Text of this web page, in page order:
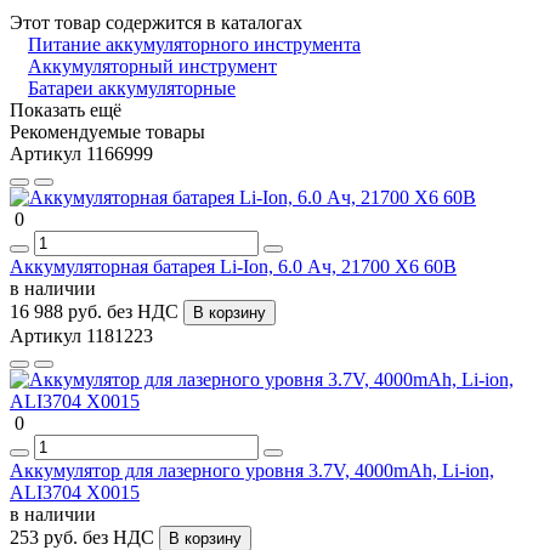
Этот товар содержится в каталогах
Питание аккумуляторного инструмента
Аккумуляторный инструмент
Батареи аккумуляторные
Показать ещё
Рекомендуемые товары
Артикул 1166999
0
Аккумуляторная батарея Li-Ion, 6.0 Ач, 21700 X6 60В
в наличии
16 988 руб. без НДС В корзину
Артикул 1181223
0
Аккумулятор для лазерного уровня 3.7V, 4000mAh, Li-ion,
ALI3704 X0015
в наличии
253 руб. без НДС В корзину